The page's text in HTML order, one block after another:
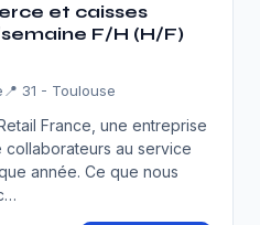
et caisses
F/H (H/F)
📍 31 - Toulouse
France, une entreprise
au service
année. Ce que nous